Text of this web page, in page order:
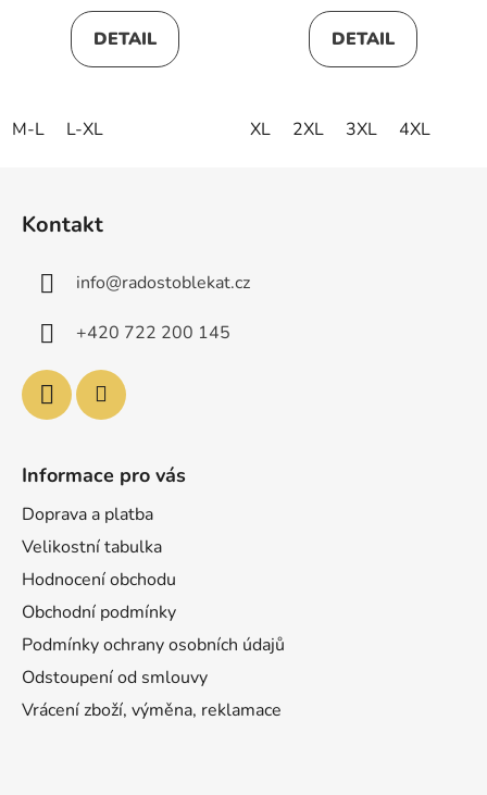
DETAIL
M-L L-XL
DETAIL
XL 2XL 3XL 4XL
Kontakt
info@radostoblekat.cz
+420 722 200 145
Informace pro vás
Doprava a platba
Velikostní tabulka
Hodnocení obchodu
Obchodní podmínky
Podmínky ochrany osobních údajů
Odstoupení od smlouvy
Vrácení zboží, výměna, reklamace